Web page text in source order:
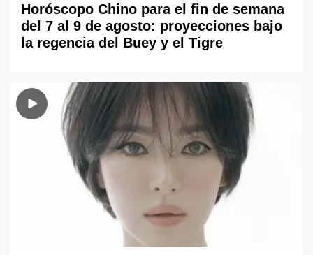
Horóscopo Chino para el fin de semana
del 7 al 9 de agosto: proyecciones bajo
la regencia del Buey y el Tigre